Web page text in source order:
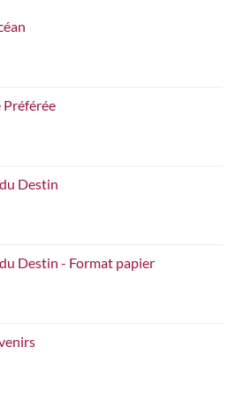
Préférée
Destin
Destin - Format papier